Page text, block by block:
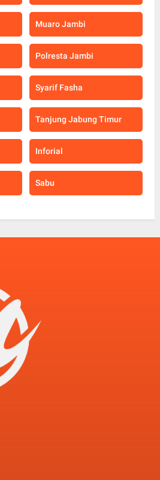
Muaro Jambi
Polresta Jambi
Syarif Fasha
Tanjung Jabung Timur
Inforial
Sabu